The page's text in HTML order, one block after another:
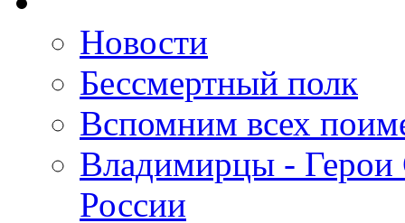
Новости
Бессмертный полк
Вспомним всех
Владимирцы - Герои
России